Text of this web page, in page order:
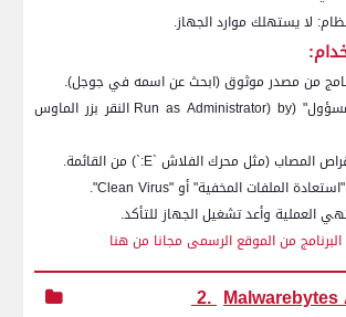
لا يستهلك موارد الجهاز.
من مصدر موثوق (ابحث عن اسمه في جوجل).
(
Run as Administrator) by النقر بزر الماوس
المصاب (مثل محرك الفلاش `E:`) من القائمة.
الملفات المخفية" أو "Clean Virus
".
العملية وأعد تشغيل الجهاز للتأكد.
من الموقع الرسمى مجانا من هنا
2.